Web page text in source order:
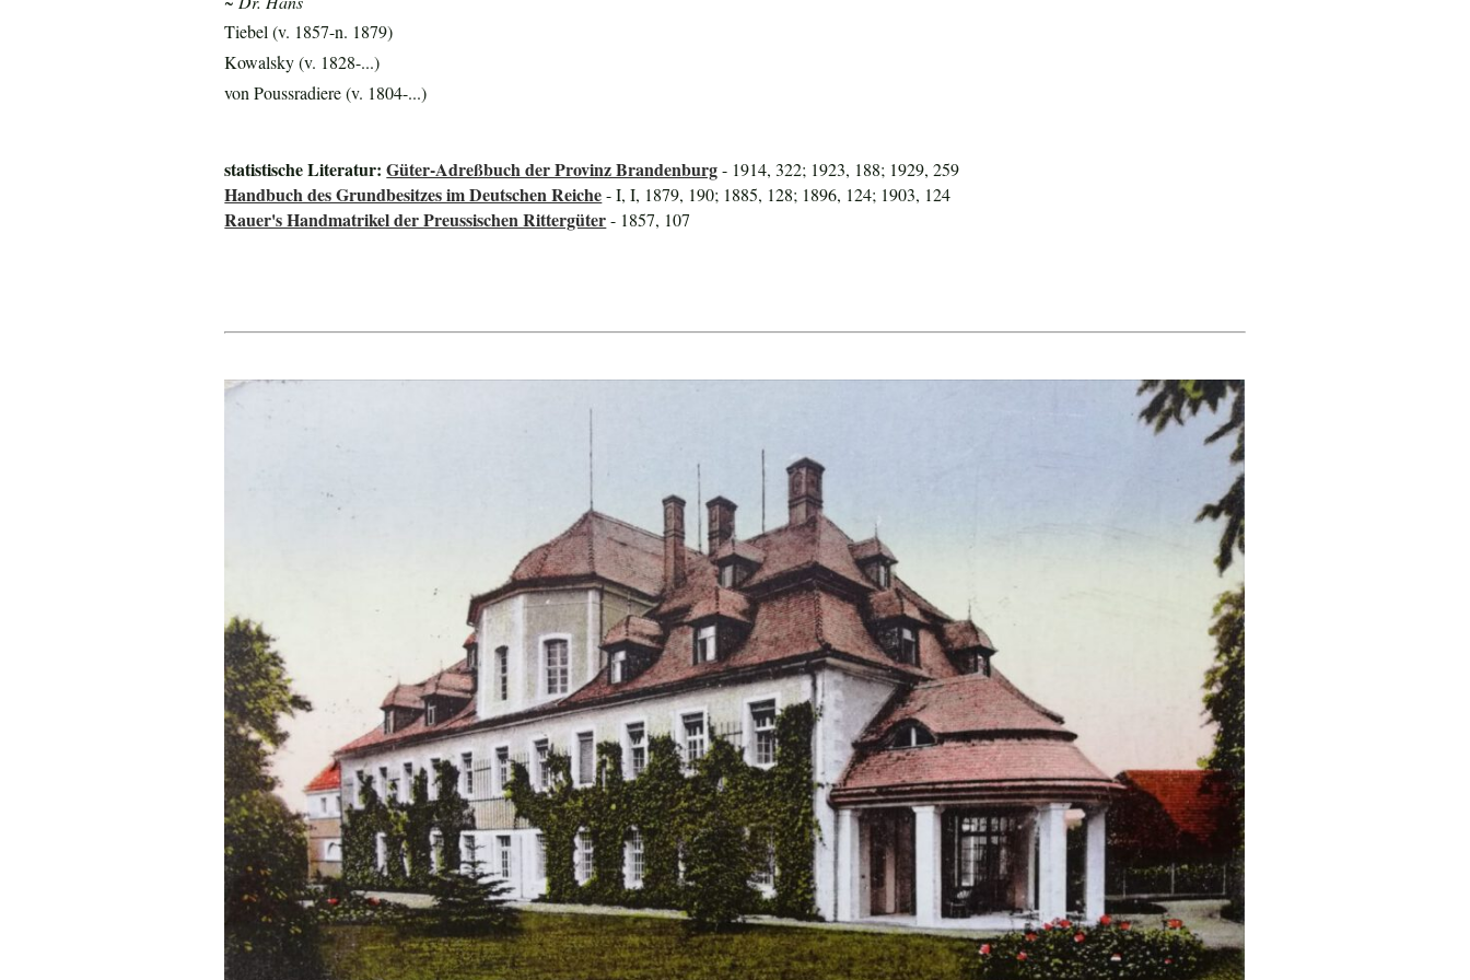
Tiebel (v. 1857-n. 1879)
Kowalsky (v. 1828-...)
von Poussradiere (v. 1804-...)
statistische Literatur:Güter-Adreßbuch der Provinz Brandenburg- 1914, 322; 1923, 188; 1929, 259
Handbuch des Grundbesitzes im Deutschen Reiche- I, I, 1879, 190; 1885, 128; 1896, 124; 1903, 124
Rauer's Handmatrikel der Preussischen Rittergüter- 1857, 107